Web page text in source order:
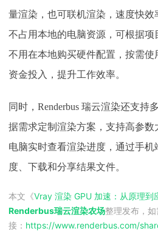
量渲染，也可联机渲染，速度快效
不占用本地的电脑资源，可根据项
不用在本地购买硬件配置，按需
资金投入，提升工作效率。
同时，Renderbus 瑞云渲染还支持
据需求定制渲染方案，支持高参
电脑实时查看渲染进度，通过手
度、下载和分享结果文件。
本文《Vray 渲染 GPU 加速：从原理到
Renderbus瑞云渲染农场整理发布，
接： https://www.renderbus.com/